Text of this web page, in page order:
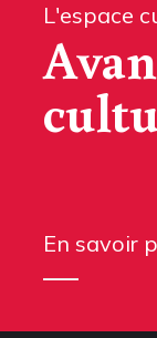
L'espace
En savoir